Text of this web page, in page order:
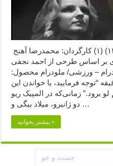
بر اساس طرحی از احمد نجفی
درام – ورزشی/ ملودرام محصول:
/ ایران مدت: ۹۰ دقیقه “توجه فرمایید،‌ با خواندن این
زمانی‌که در المپیک ریو
دو ژانیرو، میلاد بیگی و …
بیشتر بخوانید »